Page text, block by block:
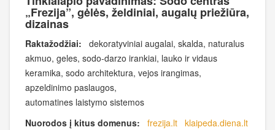
„Frezija”, gėlės, želdiniai, augalų priežiūra,
dizainas
Raktažodžiai: dekoratyviniai augalai, skalda, naturalus
akmuo, geles, sodo-darzo irankiai, lauko ir vidaus
keramika, sodo architektura, vejos irangimas,
apzeldinimo paslaugos,
automatines laistymo sistemos
Nuorodos į kitus domenus:
frezija.lt klaipeda.diena.lt